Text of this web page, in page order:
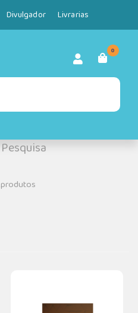
Divulgador Livrarias
0
Pesquisa
produtos